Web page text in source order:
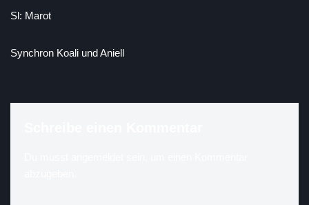
Sl: Marot
Synchron Koali und Aniell